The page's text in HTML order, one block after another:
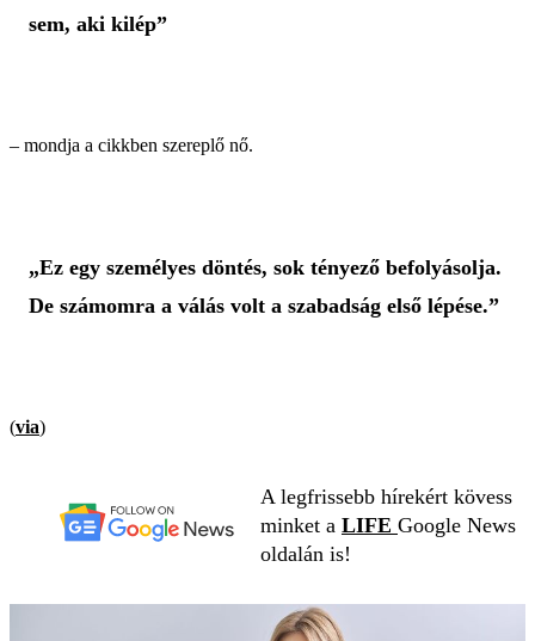
sem, aki kilép”
– mondja a cikkben szereplő nő.
„Ez egy személyes döntés, sok tényező befolyásolja.
De számomra a válás volt a szabadság első lépése.”
(via)
A legfrissebb hírekért kövess
minket a LIFE Google News
oldalán is!